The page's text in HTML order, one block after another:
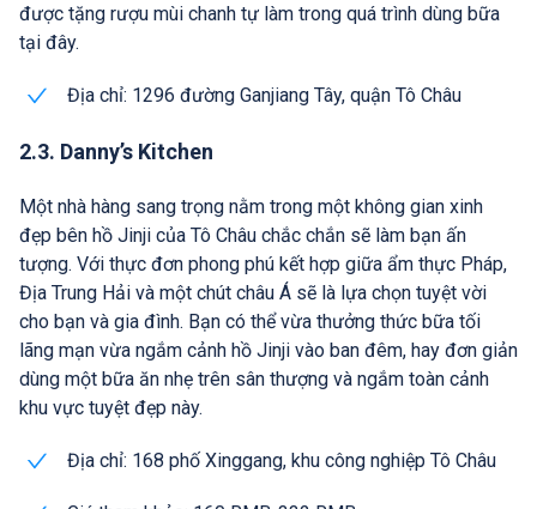
được tặng rượu mùi chanh tự làm trong quá trình dùng bữa
tại đây.
Địa chỉ: 1296 đường Ganjiang Tây, quận Tô Châu
2.3. Danny’s Kitchen
Một nhà hàng sang trọng nằm trong một không gian xinh
đẹp bên hồ Jinji của Tô Châu chắc chắn sẽ làm bạn ấn
tượng. Với thực đơn phong phú kết hợp giữa ẩm thực Pháp,
Địa Trung Hải và một chút châu Á sẽ là lựa chọn tuyệt vời
cho bạn và gia đình. Bạn có thể vừa thưởng thức bữa tối
lãng mạn vừa ngắm cảnh hồ Jinji vào ban đêm, hay đơn giản
dùng một bữa ăn nhẹ trên sân thượng và ngắm toàn cảnh
khu vực tuyệt đẹp này.
Địa chỉ: 168 phố Xinggang, khu công nghiệp Tô Châu